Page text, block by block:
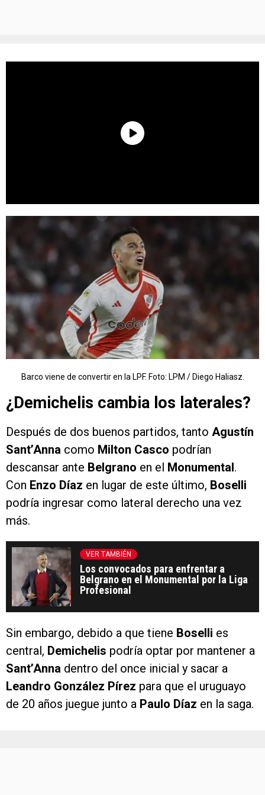
Barco viene de convertir en la LPF. Foto: LPM / Diego Haliasz.
¿Demichelis cambia los laterales?
Después de dos buenos partidos, tanto Agustín
Sant’Anna como Milton Casco podrían
descansar ante Belgrano en el Monumental.
Con Enzo Díaz en lugar de este último, Boselli
podría ingresar como lateral derecho una vez
más.
VER TAMBIÉN
Los convocados para enfrentar a
Belgrano en el Monumental por la Liga
Profesional
Sin embargo, debido a que tiene Boselli es
central, Demichelis podría optar por mantener a
Sant’Anna dentro del once inicial y sacar a
Leandro González Pírez para que el uruguayo
de 20 años juegue junto a Paulo Díaz en la saga.